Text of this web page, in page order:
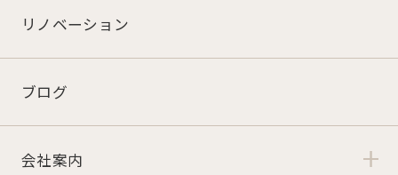
リノベーション
ブログ
会社案内